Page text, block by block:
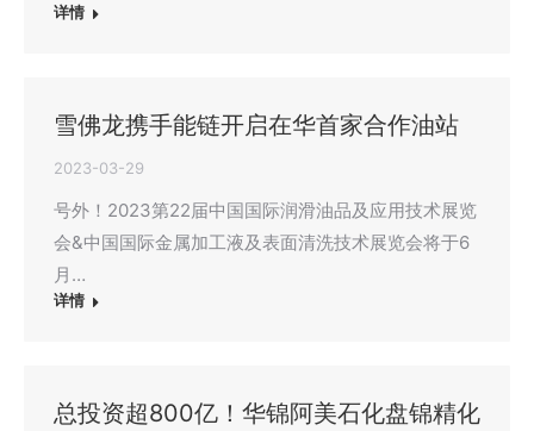
详情
雪佛龙携手能链开启在华首家合作油站
2023-03-29
号外！2023第22届中国国际润滑油品及应用技术展览
会&中国国际金属加工液及表面清洗技术展览会将于6
月…
详情
总投资超800亿！华锦阿美石化盘锦精化